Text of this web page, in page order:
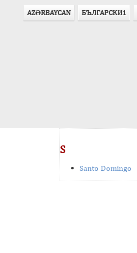
AZӘRBAYCAN БЪЛГАРСКИ1
S
Santo Domingo